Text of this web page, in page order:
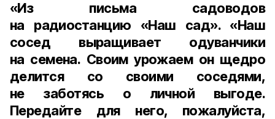
«Из письма садоводов
на радиостанцию «Наш сад». «Наш
сосед выращивает одуванчики
на семена. Своим урожаем он щедро
делится со своими соседями,
не заботясь о личной выгоде.
Передайте для него, пожалуйста,